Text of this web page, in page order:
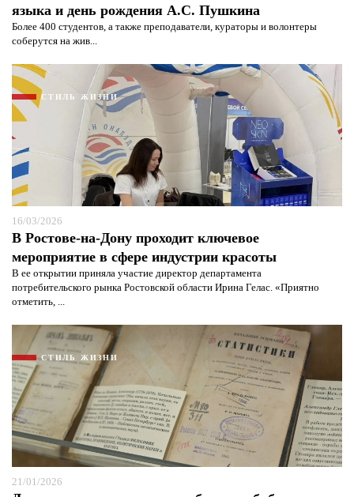
языка и день рождения А.С. Пушкина
Более 400 студентов, а также преподаватели, кураторы и волонтеры
соберутся на жив...
СТИЛЬ ЖИЗНИ
16/03/2026
В Ростове-на-Дону проходит ключевое
мероприятие в сфере индустрии красоты
В ее открытии приняла участие директор департамента
потребительского рынка Ростовской области Ирина Гелас. «Приятно
отметить, ...
СТИЛЬ ЖИЗНИ
21/01/2026